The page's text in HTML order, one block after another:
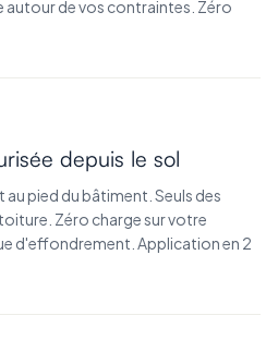
autour de vos contraintes. Zéro
depuis le sol
pied du bâtiment. Seuls des
Zéro charge sur votre
d'effondrement. Application en 2